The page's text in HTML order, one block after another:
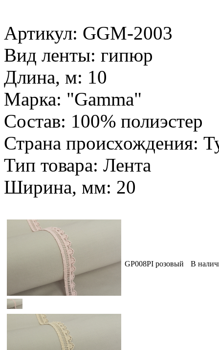
Артикул: GGM-2003
Вид ленты: гипюр
Длина, м: 10
Марка: "Gamma"
Состав: 100% полиэстер
Страна происхождения:
Тип товара: Лента
Ширина, мм: 20
GP008PI розовый В